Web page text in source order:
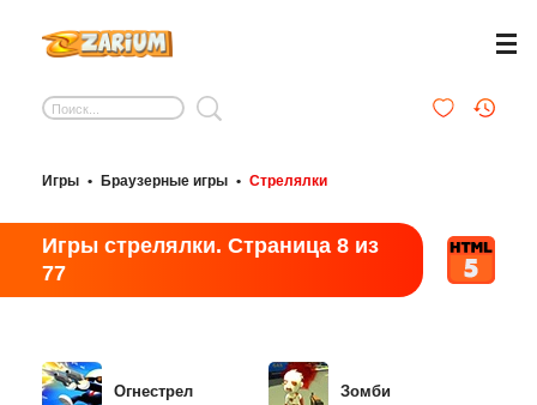
Игры • Браузерные игры • Стрелялки
Игры стрелялки. Страница 8 из
77
Огнестрел Зомби